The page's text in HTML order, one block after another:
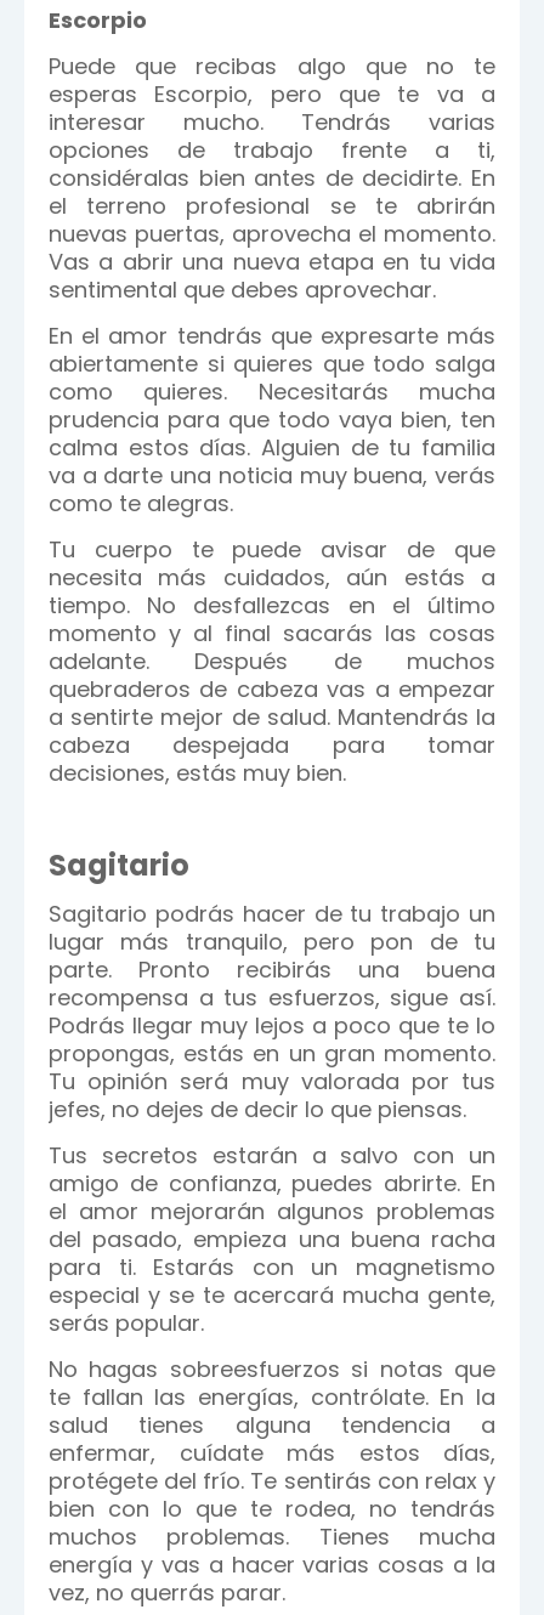
Escorpio
Puede que recibas algo que no te
esperas Escorpio, pero que te va a
interesar mucho. Tendrás varias
opciones de trabajo frente a ti,
considéralas bien antes de decidirte. En
el terreno profesional se te abrirán
nuevas puertas, aprovecha el momento.
Vas a abrir una nueva etapa en tu vida
sentimental que debes aprovechar.
En el amor tendrás que expresarte más
abiertamente si quieres que todo salga
como quieres. Necesitarás mucha
prudencia para que todo vaya bien, ten
calma estos días. Alguien de tu familia
va a darte una noticia muy buena, verás
como te alegras.
Tu cuerpo te puede avisar de que
necesita más cuidados, aún estás a
tiempo. No desfallezcas en el último
momento y al final sacarás las cosas
adelante. Después de muchos
quebraderos de cabeza vas a empezar
a sentirte mejor de salud. Mantendrás la
cabeza despejada para tomar
decisiones, estás muy bien.
Sagitario
Sagitario podrás hacer de tu trabajo un
lugar más tranquilo, pero pon de tu
parte. Pronto recibirás una buena
recompensa a tus esfuerzos, sigue así.
Podrás llegar muy lejos a poco que te lo
propongas, estás en un gran momento.
Tu opinión será muy valorada por tus
jefes, no dejes de decir lo que piensas.
Tus secretos estarán a salvo con un
amigo de confianza, puedes abrirte. En
el amor mejorarán algunos problemas
del pasado, empieza una buena racha
para ti. Estarás con un magnetismo
especial y se te acercará mucha gente,
serás popular.
No hagas sobreesfuerzos si notas que
te fallan las energías, contrólate. En la
salud tienes alguna tendencia a
enfermar, cuídate más estos días,
protégete del frío. Te sentirás con relax y
bien con lo que te rodea, no tendrás
muchos problemas. Tienes mucha
energía y vas a hacer varias cosas a la
vez, no querrás parar.